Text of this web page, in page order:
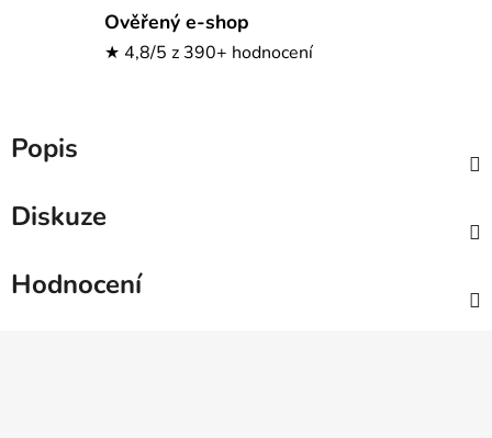
Ověřený e-shop
★ 4,8/5 z 390+ hodnocení
Popis
Diskuze
Hodnocení